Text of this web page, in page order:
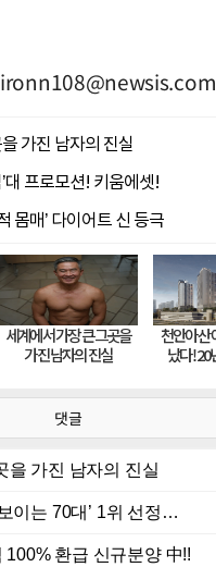
ironn108@newsis.com
댓글